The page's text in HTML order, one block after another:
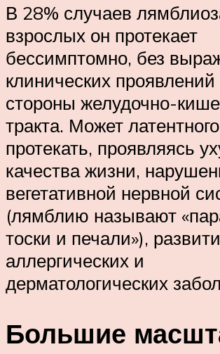
В 28% случаев
взрослых он протекает
бессимптомно, без
клинических проявлений
стороны желудочно-
тракта. Может латентного
протекать, проявляясь
качества жизни,
вегетативной нервной
(лямблию называют
тоски и печали»),
аллергических и
дерматологических
Большие